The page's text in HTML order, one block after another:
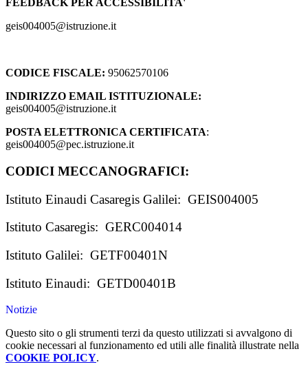
FEEDBACK PER ACCESSIBILITA'
geis004005@istruzione.it
CODICE FISCALE: 95062570106
INDIRIZZO EMAIL ISTITUZIONALE:
geis004005@istruzione.it
POSTA ELETTRONICA CERTIFICATA:
geis004005@pec.istruzione.it
CODICI MECCANOGRAFICI:
Istituto Einaudi Casaregis Galilei: GEIS004005
Istituto Casaregis: GERC004014
Istituto Galilei: GETF00401N
Istituto Einaudi: GETD00401B
Notizie
Questo sito o gli strumenti terzi da questo utilizzati si avvalgono di
cookie necessari al funzionamento ed utili alle finalità illustrate nella
COOKIE POLICY.